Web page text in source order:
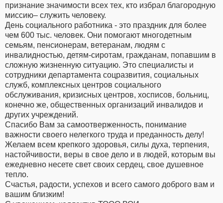
признание значимости всех тех, кто избрал благородную
миссию– служить человеку.
День социального работника - это праздник для более
чем 600 тыс. человек. Они помогают многодетным
семьям, пенсионерам, ветеранам, людям с
инвалидностью, детям-сиротам, гражданам, попавшим в
сложную жизненную ситуацию. Это специалисты и
сотрудники департамента соцразвития, социальных
служб, комплексных центров социального
обслуживания, кризисных центров, хосписов, больниц,
конечно же, общественных организаций инвалидов и
других учреждений.
Спасибо Вам за самоотверженность, понимание
важности своего нелегкого труда и преданность делу!
Желаем всем крепкого здоровья, силы духа, терпения,
настойчивости, веры в свое дело и в людей, которым вы
ежедневно несете свет своих сердец, свое душевное
тепло.
Счастья, радости, успехов и всего самого доброго вам и
вашим близким!